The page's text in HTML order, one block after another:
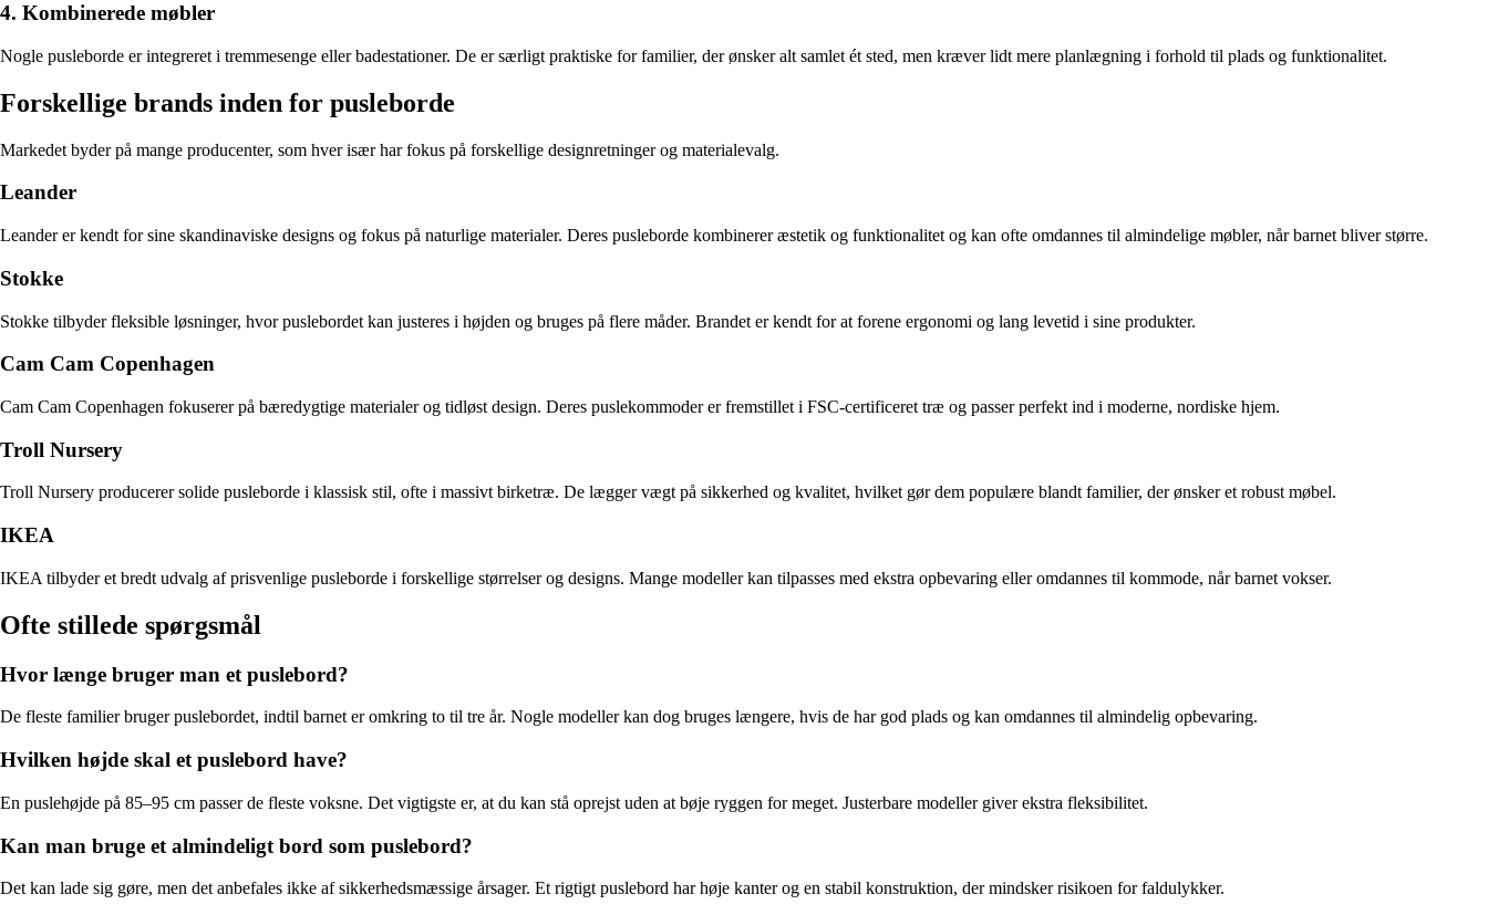
4. Kombinerede møbler
Nogle pusleborde er integreret i tremmesenge eller badestationer. De er særligt praktiske for familier, der ønsker alt samlet ét sted, men kræver lidt mere planlægning i forhold til plads og funktionalitet.
Forskellige brands inden for pusleborde
Markedet byder på mange producenter, som hver især har fokus på forskellige designretninger og materialevalg.
Leander
Leander er kendt for sine skandinaviske designs og fokus på naturlige materialer. Deres pusleborde kombinerer æstetik og funktionalitet og kan ofte omdannes til almindelige møbler, når barnet bliver større.
Stokke
Stokke tilbyder fleksible løsninger, hvor puslebordet kan justeres i højden og bruges på flere måder. Brandet er kendt for at forene ergonomi og lang levetid i sine produkter.
Cam Cam Copenhagen
Cam Cam Copenhagen fokuserer på bæredygtige materialer og tidløst design. Deres puslekommoder er fremstillet i FSC-certificeret træ og passer perfekt ind i moderne, nordiske hjem.
Troll Nursery
Troll Nursery producerer solide pusleborde i klassisk stil, ofte i massivt birketræ. De lægger vægt på sikkerhed og kvalitet, hvilket gør dem populære blandt familier, der ønsker et robust møbel.
IKEA
IKEA tilbyder et bredt udvalg af prisvenlige pusleborde i forskellige størrelser og designs. Mange modeller kan tilpasses med ekstra opbevaring eller omdannes til kommode, når barnet vokser.
Ofte stillede spørgsmål
Hvor længe bruger man et puslebord?
De fleste familier bruger puslebordet, indtil barnet er omkring to til tre år. Nogle modeller kan dog bruges længere, hvis de har god plads og kan omdannes til almindelig opbevaring.
Hvilken højde skal et puslebord have?
En puslehøjde på 85–95 cm passer de fleste voksne. Det vigtigste er, at du kan stå oprejst uden at bøje ryggen for meget. Justerbare modeller giver ekstra fleksibilitet.
Kan man bruge et almindeligt bord som puslebord?
Det kan lade sig gøre, men det anbefales ikke af sikkerhedsmæssige årsager. Et rigtigt puslebord har høje kanter og en stabil konstruktion, der mindsker risikoen for faldulykker.